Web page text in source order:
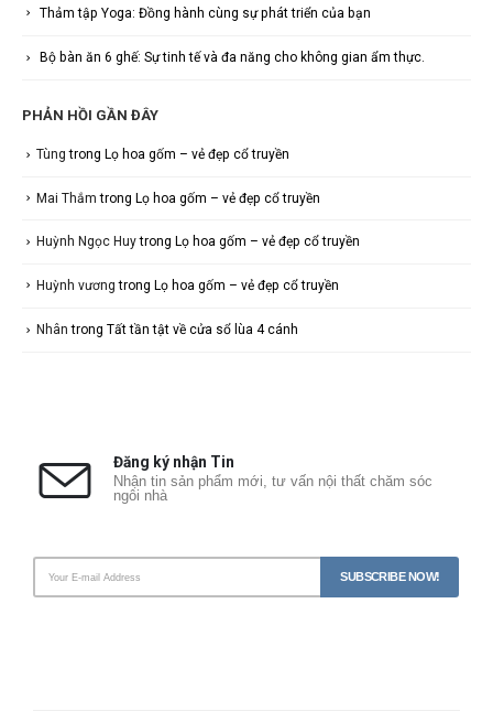
Thảm tập Yoga: Đồng hành cùng sự phát triển của bạn
Bộ bàn ăn 6 ghế: Sự tinh tế và đa năng cho không gian ẩm thực.
PHẢN HỒI GẦN ĐÂY
Tùng trong Lọ hoa gốm – vẻ đẹp cổ truyền
Mai Thắm trong Lọ hoa gốm – vẻ đẹp cổ truyền
Huỳnh Ngọc Huytrong Lọ hoa gốm – vẻ đẹp cổ truyền
Huỳnh vương trong Lọ hoa gốm – vẻ đẹp cổ truyền
Nhân trong Tất tần tật về cửa sổ lùa 4 cánh
Đăng ký nhận Tin
Nhận tin sản phẩm mới, tư vấn nội thất chăm sóc
ngôi nhà